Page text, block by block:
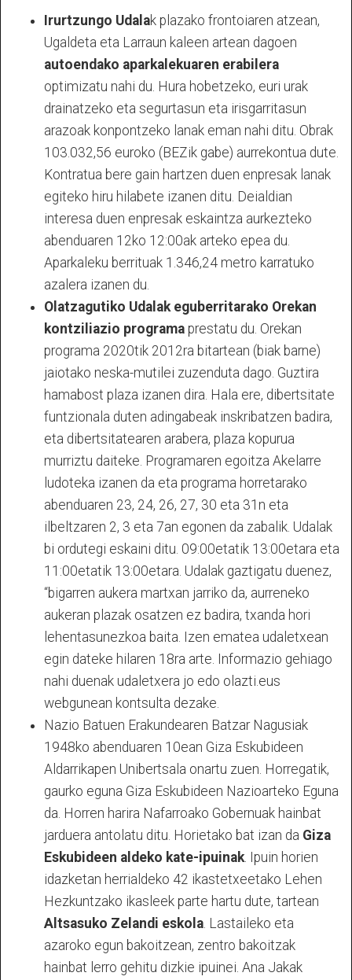
Irurtzungo Udalak plazako frontoiaren atzean,
Ugaldeta eta Larraun kaleen artean dagoen
autoendako aparkalekuaren erabilera
optimizatu nahi du. Hura hobetzeko, euri urak
drainatzeko eta segurtasun eta irisgarritasun
arazoak konpontzeko lanak eman nahi ditu. Obrak
103.032,56 euroko (BEZik gabe) aurrekontua dute.
Kontratua bere gain hartzen duen enpresak lanak
egiteko hiru hilabete izanen ditu. Deialdian
interesa duen enpresak eskaintza aurkezteko
abenduaren 12ko 12:00ak arteko epea du.
Aparkaleku berrituak 1.346,24 metro karratuko
azalera izanen du.
Olatzagutiko Udalak eguberritarako Orekan
kontziliazio programa prestatu du. Orekan
programa 2020tik 2012ra bitartean (biak barne)
jaiotako neska-mutilei zuzenduta dago. Guztira
hamabost plaza izanen dira. Hala ere, dibertsitate
funtzionala duten adingabeak inskribatzen badira,
eta dibertsitatearen arabera, plaza kopurua
murriztu daiteke. Programaren egoitza Akelarre
ludoteka izanen da eta programa horretarako
abenduaren 23, 24, 26, 27, 30 eta 31n eta
ilbeltzaren 2, 3 eta 7an egonen da zabalik. Udalak
bi ordutegi eskaini ditu. 09:00etatik 13:00etara eta
11:00etatik 13:00etara. Udalak gaztigatu duenez,
“bigarren aukera martxan jarriko da, aurreneko
aukeran plazak osatzen ez badira, txanda hori
lehentasunezkoa baita. Izen ematea udaletxean
egin dateke hilaren 18ra arte. Informazio gehiago
nahi duenak udaletxera jo edo olazti.eus
webgunean kontsulta dezake.
Nazio Batuen Erakundearen Batzar Nagusiak
1948ko abenduaren 10ean Giza Eskubideen
Aldarrikapen Unibertsala onartu zuen. Horregatik,
gaurko eguna Giza Eskubideen Nazioarteko Eguna
da. Horren harira Nafarroako Gobernuak hainbat
jarduera antolatu ditu. Horietako bat izan da Giza
Eskubideen aldeko kate-ipuinak . Ipuin horien
idazketan herrialdeko 42 ikastetxeetako Lehen
Hezkuntzako ikasleek parte hartu dute, tartean
Altsasuko Zelandi eskola . Lastaileko eta
azaroko egun bakoitzean, zentro bakoitzak
hainbat lerro gehitu dizkie ipuinei. Ana Jakak